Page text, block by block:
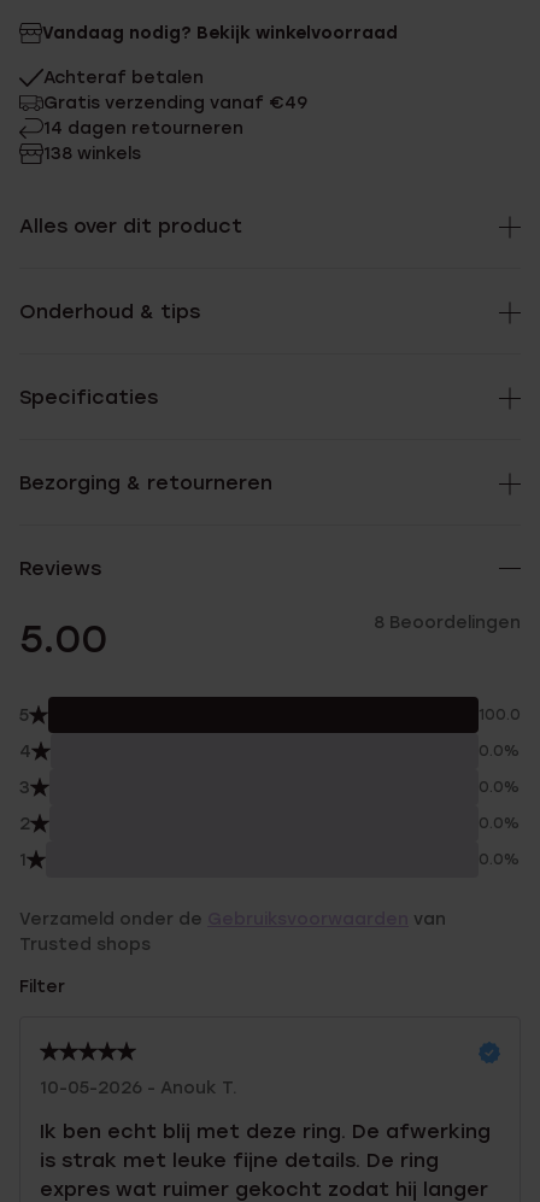
Vandaag nodig? Bekijk winkelvoorraad
Achteraf betalen
Gratis verzending vanaf €49
14 dagen retourneren
138 winkels
Alles over dit product
Onderhoud & tips
Specificaties
Bezorging & retourneren
Reviews
5.00 8 Beoordelingen
5 100.0%
4 0.0%
3 0.0%
2 0.0%
1 0.0%
Verzameld onder de
van
Trusted shops
Filter
10-05-2026 - Anouk T.
Ik ben echt blij met deze ring. De afwerking
is strak met leuke fijne details. De ring
expres wat ruimer gekocht zodat hij langer